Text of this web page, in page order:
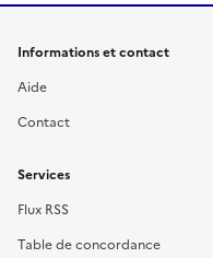
Informations et contact
Aide
Contact
Services
Flux RSS
Table de concordance